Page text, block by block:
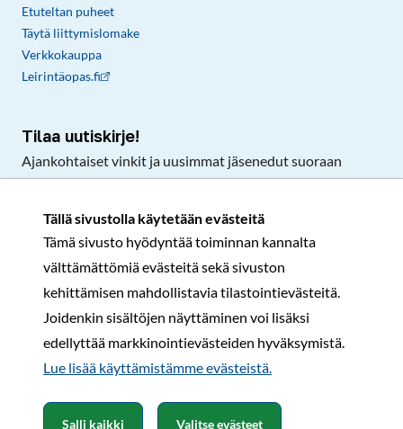
Tällä sivustolla käytetään evästeitä
Tämä sivusto hyödyntää toiminnan kannalta
välttämättömiä evästeitä sekä sivuston
kehittämisen mahdollistavia tilastointievästeitä.
Joidenkin sisältöjen näyttäminen voi lisäksi
edellyttää markkinointievästeiden hyväksymistä.
Lue lisää käyttämistämme evästeistä.​​​​​​
Salli kaikki Valitse evästeet
Etuteltan puheet
Täytä liittymislomake
Verkkokauppa
Leirintäopas.fi
Tilaa uutiskirje!
Ajankohtaiset vinkit ja uusimmat jäsenedut suoraan
Rekisteri- ja tietosuojaselosteSopimusehdot